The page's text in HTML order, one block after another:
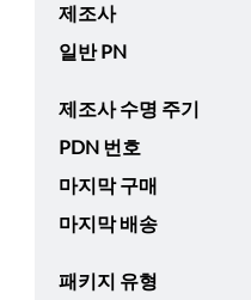
제조사
일반 PN
제조사 수명 주기
PDN 번호
마지막 구매
마지막 배송
패키지 유형